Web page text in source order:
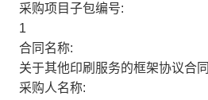
采购项目子包编号:
1
合同名称:
关于其他印刷服务的框架协议合同
采购人名称: